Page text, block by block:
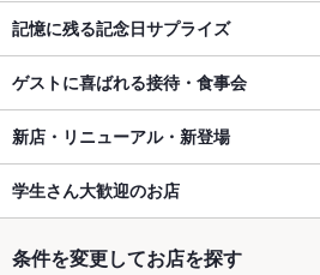
記憶に残る記念日サプライズ
ゲストに喜ばれる接待・食事会
新店・リニューアル・新登場
学生さん大歓迎のお店
条件を変更してお店を探す